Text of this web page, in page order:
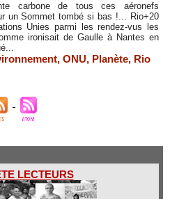
carbone de tous ces aéronefs
un Sommet tombé si bas !... Rio+20
Unies parmi les rendez-vus les
ironisait de Gaulle à Nantes en
, ONU, Planète, Rio
LECTEURS